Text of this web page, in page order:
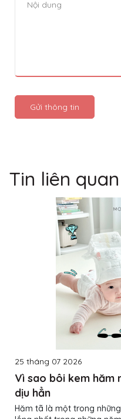
Gửi thông tin
Tin liên quan
25 tháng 07 2026
Vì sao bôi kem hăm
dịu hẳn
Hăm tã là một trong